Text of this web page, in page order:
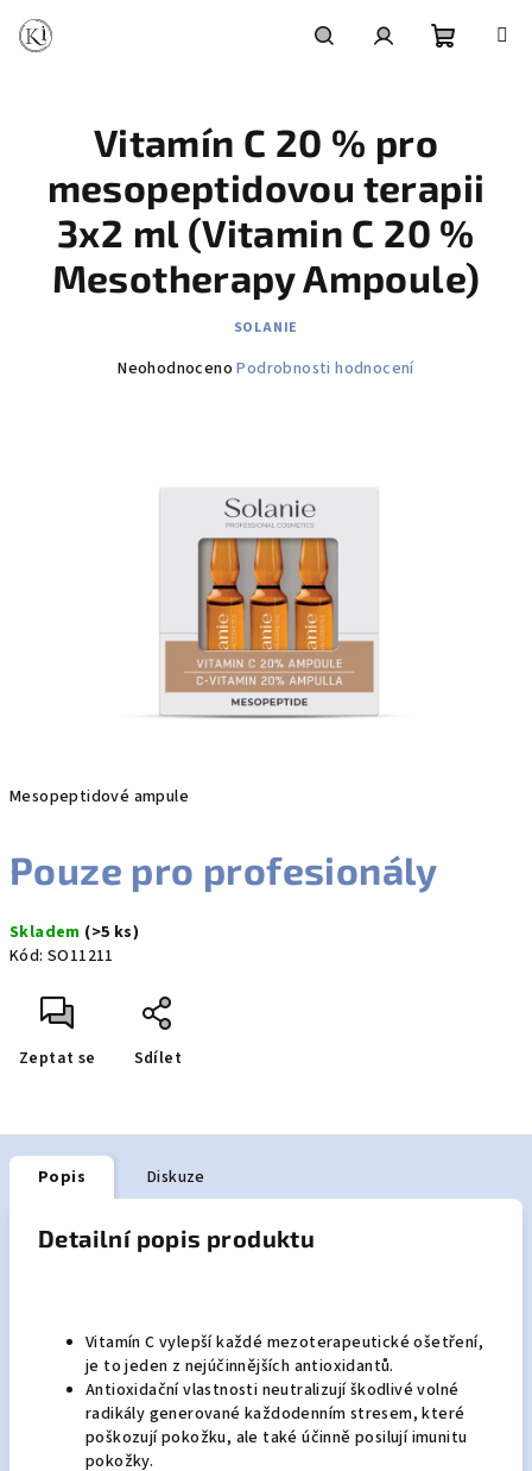
obsah
Mesopeptidové ampule
Pouze pro profesionály
Skladem (>5 ks)
Kód: SO11211
Zeptat se Sdílet
Vitamín C 20 % pro
mesopeptidovou terapii
3x2 ml (Vitamin C 20 %
Mesotherapy Ampoule)
SOLANIE
Průměrné
hvězdiček.
Neohodnoceno Podrobnosti hodnocení
Popis Diskuze
Detailní popis produktu
Vitamín C vylepší každé mezoterapeutické ošetření,
je to jeden z nejúčinnějších antioxidantů.
Antioxidační vlastnosti neutralizují škodlivé volné
radikály generované každodenním stresem, které
poškozují pokožku, ale také účinně posilují imunitu
pokožky.